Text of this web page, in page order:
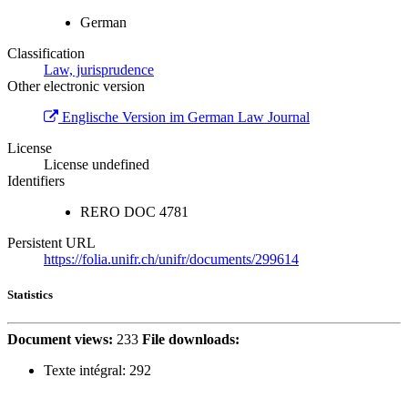
German
Classification
Law, jurisprudence
Other electronic version
Englische Version im German Law Journal
License
License undefined
Identifiers
RERO DOC 4781
Persistent URL
https://folia.unifr.ch/unifr/documents/299614
Statistics
Document views: 233 File downloads:
Texte intégral: 292